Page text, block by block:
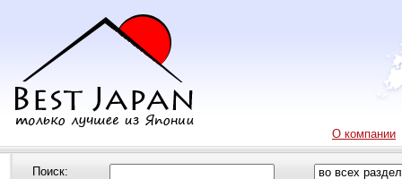
О компании
Поиск: